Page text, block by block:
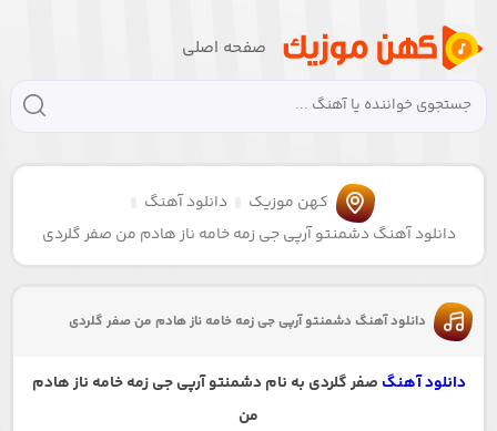
صفحه اصلی
کهن موزیک
دانلود آهنگ
دانلود آهنگ دشمنتو آرپی جی زمه خامه ناز هادم من صفر گلردی
دانلود آهنگ دشمنتو آرپی جی زمه خامه ناز هادم من صفر گلردی
دانلود آهنگ صفر گلردی به نام دشمنتو آرپی جی زمه خامه ناز هادم
من